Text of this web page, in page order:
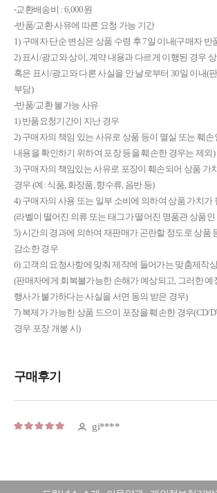
-교환배송비 : 6,000원
-반품/교환 사유에 따른 요청 가능 기간
1) 구매자 단순 변심은 상품 수령 후 7일 이내(구매자 반
2) 표시/광고와 상이, 계약 내용과 다르게 이행된 경우
혹은 표시/광고와 다른 사실을 안 날로부터 30일 이내(
부담)
-반품/교환 불가능 사유
1) 반품요청기간이 지난 경우
2) 구매자의 책임 있는 사유로 상품 등이 멸실 또는 훼손
내용을 확인하기 위하여 포장 등을 훼손한 경우는 제외)
3) 구매자의 책임있는 사유로 포장이 훼손되어 상품 가
경우 (예: 식품, 화장품, 향수류, 음반 등)
4) 구매자의 사용 또는 일부 소비에 의하여 상품 가치가
(라벨이 떨어진 의류 또는 태그가 떨어진 명품관 상품인
5) 시간의 경과에 의하여 재판매가 곤란할 정도로 상품
감소한 경우
6) 고객의 요청사항에 맞춰 제작에 들어가는 맞춤제작
(판매자에게 회복불가능한 손해가 예상되고, 그러한 예
행사가 불가하다는 사실을 서면 동의 받은 경우)
7) 복제가 가능한 상품 드으이 포장을 훼손한 경우(CD/
경우 포장 개봉 시)